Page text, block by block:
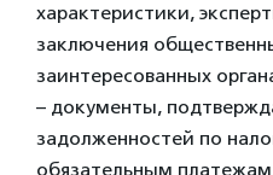
характеристики,
заключения
заинтересованных
– документы,
задолженностей по
обязательным